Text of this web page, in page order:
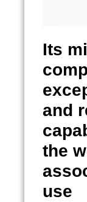
Its
and
the
use